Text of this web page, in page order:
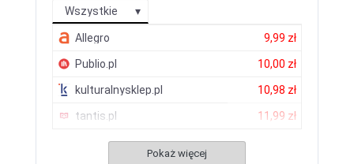
Wszystkie
Allegro 9,99 zł
Publio.pl 10,00 zł
kulturalnysklep.pl 10,98 zł
tantis.pl 11,99 zł
Pokaż więcej